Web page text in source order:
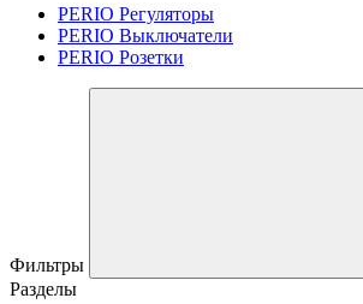
PERIO Регуляторы
PERIO Выключатели
PERIO Розетки
Фильтры
Разделы